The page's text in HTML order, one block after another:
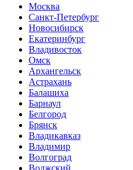
Москва
Санкт-Петербург
Новосибирск
Екатеринбург
Владивосток
Омск
Архангельск
Астрахань
Балашиха
Барнаул
Белгород
Брянск
Владикавказ
Владимир
Волгоград
Волжский